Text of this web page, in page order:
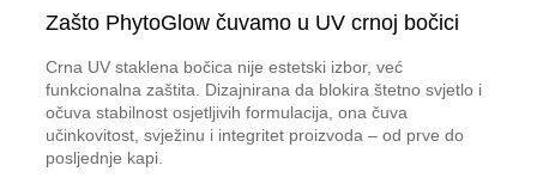
Zašto PhytoGlow čuvamo u UV crnoj bočici
Crna UV staklena bočica nije estetski izbor, već
funkcionalna zaštita. Dizajnirana da blokira štetno svjetlo i
očuva stabilnost osjetljivih formulacija, ona čuva
učinkovitost, svježinu i integritet proizvoda – od prve do
posljednje kapi.